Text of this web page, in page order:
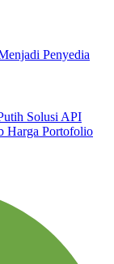
Penyedia
Solusi API
Harga Portofolio